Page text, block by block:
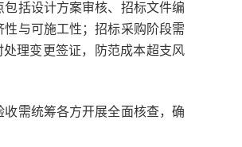
括设计方案审核、招标文件编
与可施工性；招标采购阶段需
理变更签证，防范成本超支风
需统筹各方开展全面核查，确